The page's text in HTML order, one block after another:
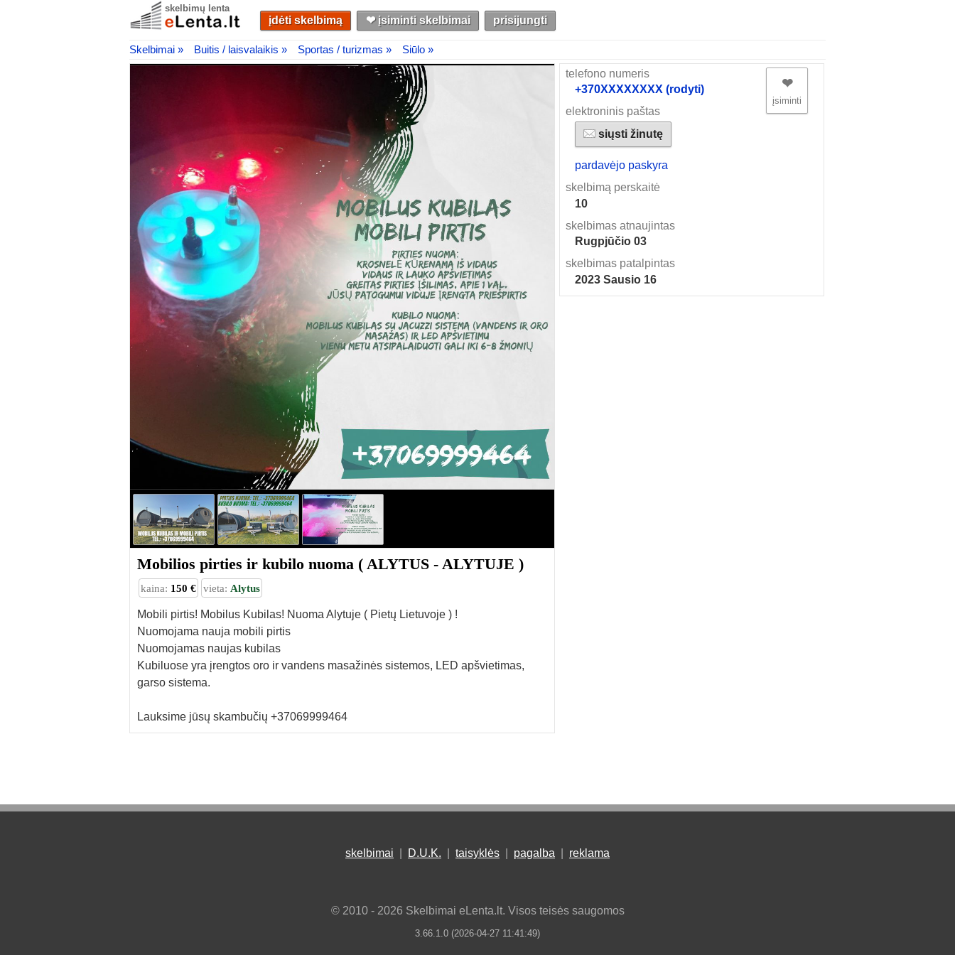
skelbimų lenta
įdėti skelbimą ❤︎ įsiminti skelbimai prisijungti
Skelbimai » Buitis / laisvalaikis » Sportas / turizmas » Siūlo »
Mobilios pirties ir kubilo nuoma ( ALYTUS - ALYTUJE )
kaina: 150 € vieta: Alytus
Mobili pirtis! Mobilus Kubilas! Nuoma Alytuje ( Pietų Lietuvoje ) !
Nuomojama nauja mobili pirtis
Nuomojamas naujas kubilas
Kubiluose yra įrengtos oro ir vandens masažinės sistemos, LED apšvietimas,
garso sistema.
Lauksime jūsų skambučių +37069999464
telefono numeris
+370XXXXXXXX (rodyti)
elektroninis paštas
siųsti žinutę
pardavėjo paskyra
skelbimą perskaitė
10
skelbimas atnaujintas
Rugpjūčio 03
skelbimas patalpintas
2023 Sausio 16
❤︎
įsiminti
skelbimai D.U.K. taisyklės pagalba reklama
© 2010 - 2026 Skelbimai eLenta.lt. Visos teisės saugomos
3.66.1.0 (2026-04-27 11:41:49)